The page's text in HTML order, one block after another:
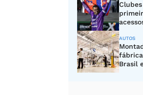
AUTOS
Brasil